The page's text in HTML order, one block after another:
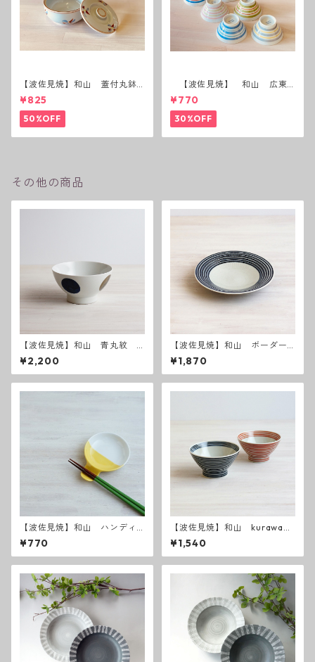
【波佐見焼】和山 蓋付丸鉢
(花絵)
¥825
50%OFF
【波佐見焼】 和山 広東
碗 二色ボーダー 全6パター
ン
¥770
30%OFF
その他の商品
【波佐見焼】和山 青丸紋
広東丼 小
¥2,200
【波佐見焼】和山 ボーダー
柄 「藍駒」6寸皿
¥1,870
【波佐見焼】和山 ハンディ
小皿 カラー 【全8色】
¥770
【波佐見焼】和山 kurawank
a碗 藍駒・朱駒
¥1,540